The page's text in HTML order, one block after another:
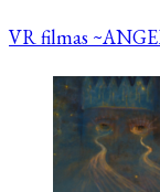
VR filmas